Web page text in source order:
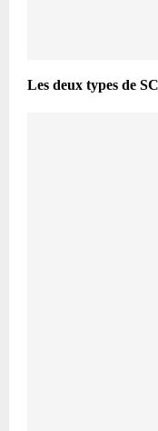
Les deux types de